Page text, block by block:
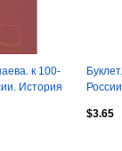
к 100-
История
$3.65